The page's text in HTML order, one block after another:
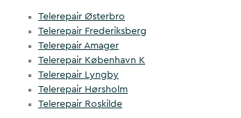
Telerepair Østerbro
Telerepair Frederiksberg
Telerepair Amager
Telerepair København K
Telerepair Lyngby
Telerepair Hørsholm
Telerepair Roskilde